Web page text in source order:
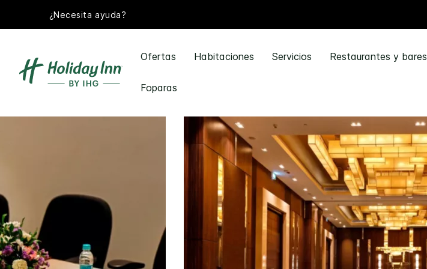
¿Necesita ayuda?
Ofertas Habitaciones Servicios Restaurantes y bares
Foparas